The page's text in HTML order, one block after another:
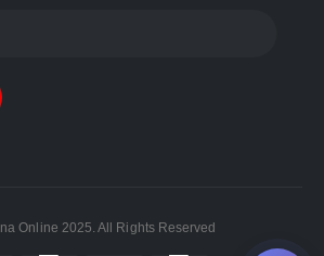
Online 2025. All Rights Reserved